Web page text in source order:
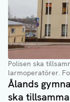
Polisen ska
larmoperatörer.
Ålands
ska